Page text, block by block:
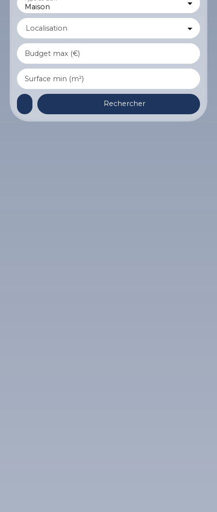
Maison
Localisation
Budget max (€)
Surface min (m²)
Rechercher